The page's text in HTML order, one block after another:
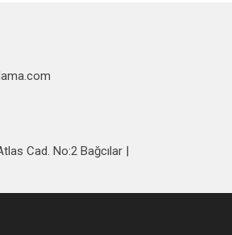
Cad. No:2 Bağcılar |